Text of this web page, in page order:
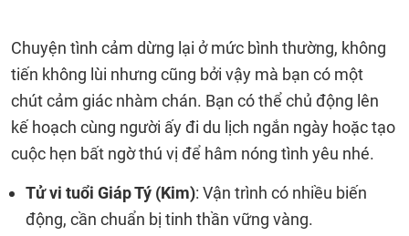
Chuyện tình cảm dừng lại ở mức bình thường, không
tiến không lùi nhưng cũng bởi vậy mà bạn có một
chút cảm giác nhàm chán. Bạn có thể chủ động lên
kế hoạch cùng người ấy đi du lịch ngắn ngày hoặc tạo
cuộc hẹn bất ngờ thú vị để hâm nóng tình yêu nhé.
Tử vi tuổi Giáp Tý (Kim): Vận trình có nhiều biến
động, cần chuẩn bị tinh thần vững vàng.